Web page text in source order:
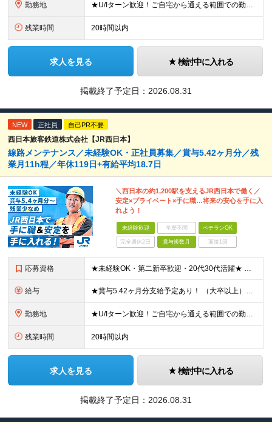
勤務地 ★U/Iターン歓迎！ご自宅から通える範囲での勤務となります ★JR西日本本社（大阪市北区）または、当社事業エリア内（北陸から北九州まで）の各支社で勤務 ※関西に本社あり※ 〈近畿エリア〉 三重県（
残業時間 20時間以内
求人を見る 検討中に入れる
掲載終了予定日： 2026.08.31
NEW 正社員 自己PR不要
西日本旅客鉄道株式会社【JR西日本】
線路メンテナンス／未経験OK・正社員募集／賞与5.42ヶ月分／残
業月11h程／年休119日+有給平均18.7日
＼西日本の約1,200駅を支えるJR西日本で働く／
安定×プライベート×手に職…将来の安心を手に入
れよう！
未経験歓迎 学歴不問 ベテランOK
完全週休2日 賞与複数月 面接1回
応募資格 ★未経験OK・第二新卒歓迎・20代30代活躍★ ☆高卒以上 ☆社会人経験（就労経験）がある方 業界・ポジション・年数は不問です！ 「誰もが知る大手企業で働きたい」 「1人より、チームで仕事がした
給与 ★賞与5.42ヶ月分支給予定あり！ （大卒以上）月給24万1,692円～39万5,780円＋各種手当＋賞与2回 （高卒以上）月給22万2,662円～39万5,780円＋各種手当＋賞与2回 ※上記は2
勤務地 ★U/Iターン歓迎！ご自宅から通える範囲での勤務となります ★JR西日本本社（大阪市北区）または、当社事業エリア内（北陸から北九州まで）の各支社で勤務 ※関西に本社あり※ 〈近畿エリア〉 三重県（
残業時間 20時間以内
求人を見る 検討中に入れる
掲載終了予定日： 2026.08.31